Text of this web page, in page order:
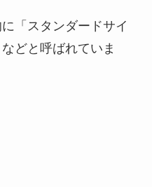
「スタンダードサイ
どと呼ばれていま